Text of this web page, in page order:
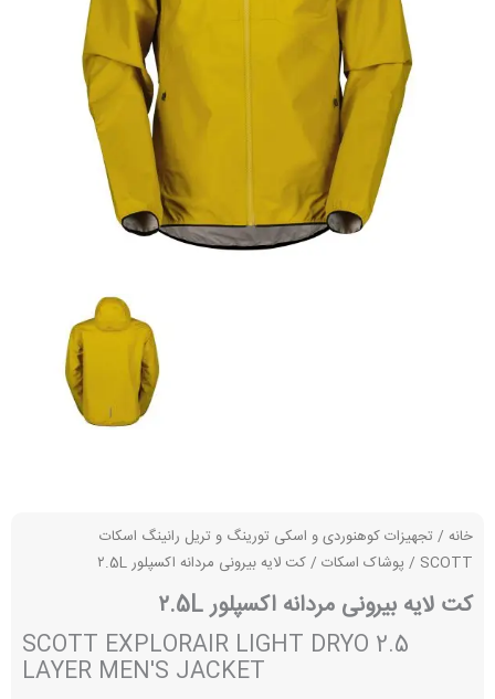
خانه / تجهیزات کوهنوردی و اسکی تورینگ و تریل رانینگ اسکات
SCOTT
/ پوشاک اسکات / کت لایه بیرونی مردانه اکسپلور ۲.5L
کت لایه بیرونی مردانه اکسپلور ۲.5L
SCOTT EXPLORAIR LIGHT DRYO 2.5
LAYER MEN'S JACKET